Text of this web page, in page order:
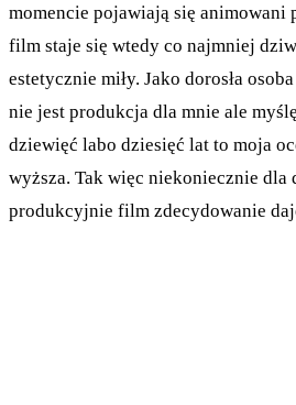
momencie pojawiają się animowani
film staje się wtedy co najmniej
estetycznie miły. Jako dorosła
nie jest produkcja dla mnie ale
dziewięć labo dziesięć lat to moja
wyższa. Tak więc niekoniecznie dla
produkcyjnie film zdecydowanie